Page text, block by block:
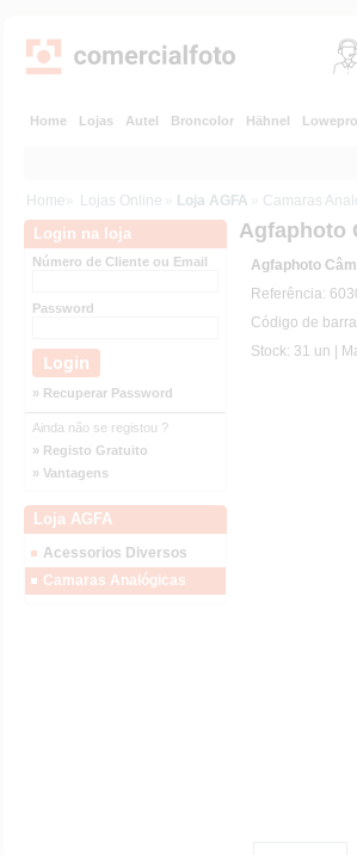
Home Lojas Autel Broncolor Hähnel Lowepro
Home » Lojas Online » Loja AGFA » Camaras
Login na loja
Número de Cliente ou Email
Password
» Recuperar Password
Ainda não se registou ?
» Registo Gratuito
» Vantagens
Loja AGFA
Acessorios Diversos
Camaras Analógicas
Agfaphoto
Agfaphoto
Referência:
Código de
Stock: 31 un |